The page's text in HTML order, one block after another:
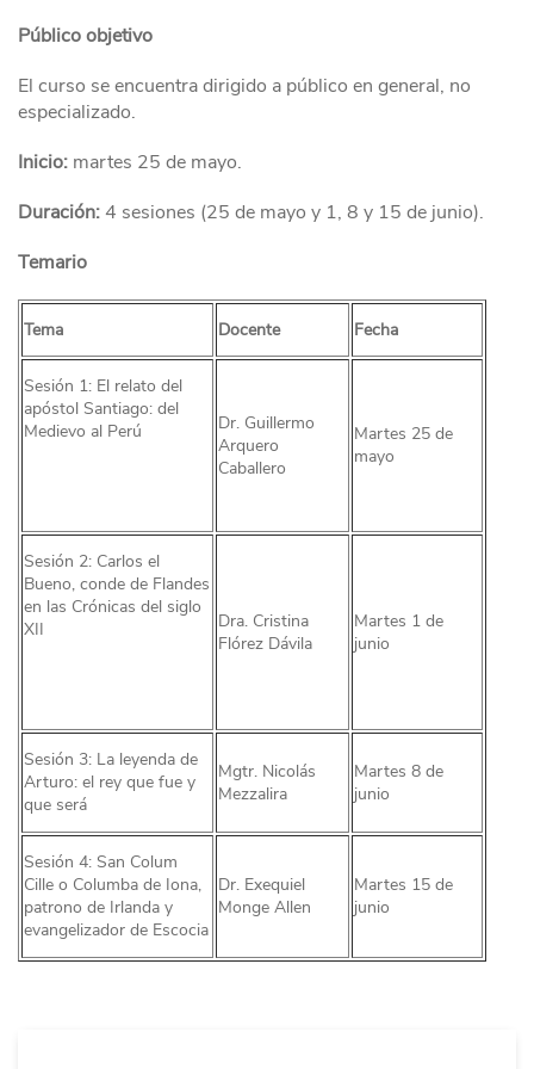
Público objetivo
El curso se encuentra dirigido a público en general, no
especializado.
Inicio: martes 25 de mayo.
Duración:4 sesiones (25 de mayo y 1, 8 y 15 de junio).
Temario
Tema Docente Fecha
Sesión 1: El relato del
apóstol Santiago: del
Medievo al Perú
Dr. Guillermo
Arquero
Caballero
Martes 25 de
mayo
Sesión 2: Carlos el
Bueno, conde de Flandes
en las Crónicas del siglo
XII
Dra. Cristina
Flórez Dávila
Martes 1 de
junio
Sesión 3: La leyenda de
Arturo: el rey que fue y
que será
Mgtr. Nicolás
Mezzalira
Martes 8 de
junio
Sesión 4: San Colum
Cille o Columba de Iona,
patrono de Irlanda y
evangelizador de Escocia
Dr. Exequiel
Monge Allen
Martes 15 de
junio